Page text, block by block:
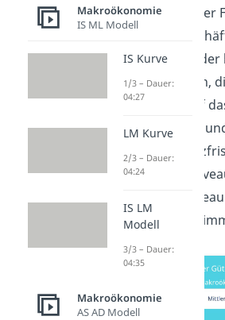
Annahmen dieser
liegen. Wir
Folgenden mit
mit Änderungen,
eines Jahres auf
auf dem Güter-
auswirken.
und das
Nachfrage
Makroökonomie
IS ML Modell
IS Kurve
1/3 – Dauer:
04:27
LM Kurve
2/3 – Dauer:
04:24
IS LM
Modell
3/3 – Dauer:
04:35
Makroökonomie
AS AD Modell